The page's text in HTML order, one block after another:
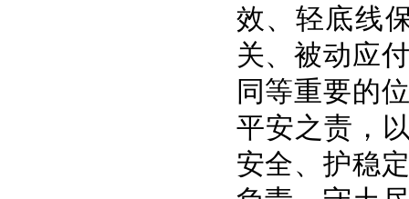
效、轻底线
关、被动应
同等重要的
平安之责，
安全、护稳